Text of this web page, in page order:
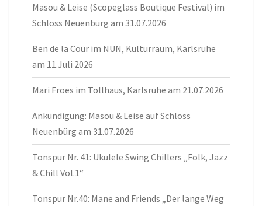
Masou & Leise (Scopeglass Boutique Festival) im
Schloss Neuenbürg am 31.07.2026
Ben de la Cour im NUN, Kulturraum, Karlsruhe
am 11.Juli 2026
Mari Froes im Tollhaus, Karlsruhe am 21.07.2026
Ankündigung: Masou & Leise auf Schloss
Neuenbürg am 31.07.2026
Tonspur Nr. 41: Ukulele Swing Chillers „Folk, Jazz
& Chill Vol.1“
Tonspur Nr.40: Mane and Friends „Der lange Weg